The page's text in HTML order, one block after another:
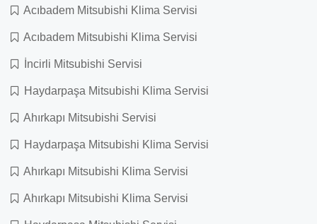
Acıbadem Mitsubishi Klima Servisi
Acıbadem Mitsubishi Klima Servisi
İncirli Mitsubishi Servisi
Haydarpaşa Mitsubishi Klima Servisi
Ahırkapı Mitsubishi Servisi
Haydarpaşa Mitsubishi Klima Servisi
Ahırkapı Mitsubishi Klima Servisi
Ahırkapı Mitsubishi Klima Servisi